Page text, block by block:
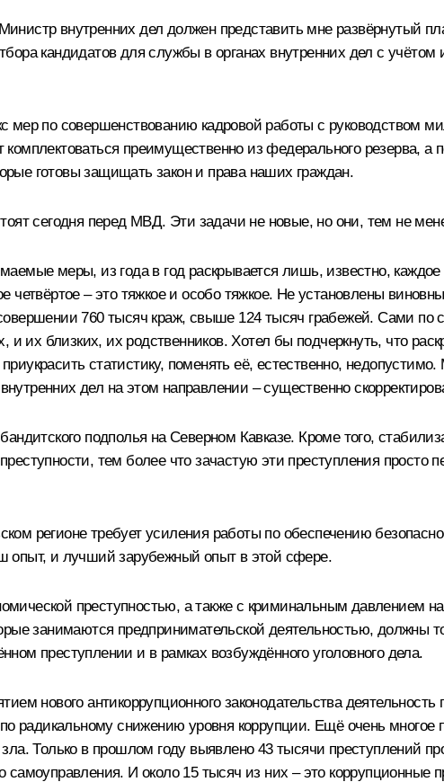
внутренних дел должен представить мне развёрнутый
кандидатов для службы в органах внутренних дел с учётом
мер по совершенствованию кадровой работы с руководством
преимущественно из федерального резерва,
готовы защищать закон и права наших граждан.
сегодня перед МВД. Эти задачи не новые, но они, тем не
меры, из года в год раскрывается лишь, известно,
четвёртое – это тяжкое и особо тяжкое. Не установлены
760 тысяч краж, свыше 124 тысяч грабежей. Сами
их близких, их родственников. Хотел бы подчеркнуть, что
статистику, поменять её, естественно,
дел на этом направлении – существенно
подполья на Северном Кавказе. Кроме того,
тем более что зачастую эти преступления просто
регионе требует усиления работы по обеспечению
опыт, и лучший зарубежный опыт в этой сфере.
преступностью, а также с криминальным давлением
занимаются предпринимательской деятельностью, должны
преступлении и в рамках возбуждённого уголовного дела.
нового антикоррупционного законодательства деятельность
радикальному снижению уровня коррупции. Ещё очень многое
Только в прошлом году выявлено 43 тысячи преступлений
самоуправления. И около 15 тысяч из них – это